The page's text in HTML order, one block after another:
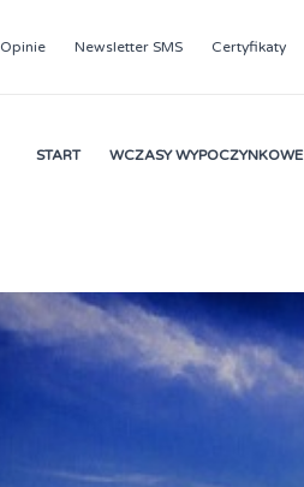
Opinie Newsletter SMS Certyfikaty
START WCZASY WYPOCZYNKOWE